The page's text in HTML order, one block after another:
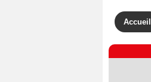
Accueil